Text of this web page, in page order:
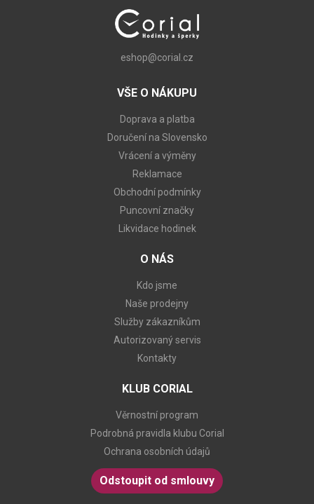
eshop@corial.cz
VŠE O NÁKUPU
Doprava a platba
Doručení na Slovensko
Vrácení a výměny
Reklamace
Obchodní podmínky
Puncovní značky
Likvidace hodinek
O NÁS
Kdo jsme
Naše prodejny
Služby zákazníkům
Autorizovaný servis
Kontakty
KLUB CORIAL
Věrnostní program
Podrobná pravidla klubu Corial
Ochrana osobních údajů
Odstoupit od smlouvy